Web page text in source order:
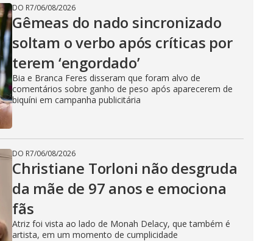
DO R7/06/08/2026
Gêmeas do nado sincronizado
soltam o verbo após críticas por
terem ‘engordado’
Bia e Branca Feres disseram que foram alvo de
comentários sobre ganho de peso após aparecerem de
biquíni em campanha publicitária
DO R7/06/08/2026
Christiane Torloni não desgruda
da mãe de 97 anos e emociona
fãs
Atriz foi vista ao lado de Monah Delacy, que também é
artista, em um momento de cumplicidade